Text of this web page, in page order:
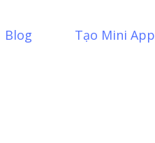
Blog Tạo Mini App